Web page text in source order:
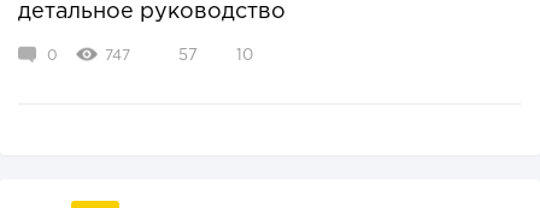
детальное руководство
0 747 57 10